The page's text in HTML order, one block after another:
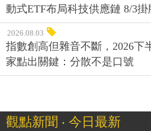
動式ETF布局科技供應鏈 8/3
2026.08.03
指數創高但雜音不斷，2026下
家點出關鍵：分散不是口號
觀點新聞 ‧ 今日最新